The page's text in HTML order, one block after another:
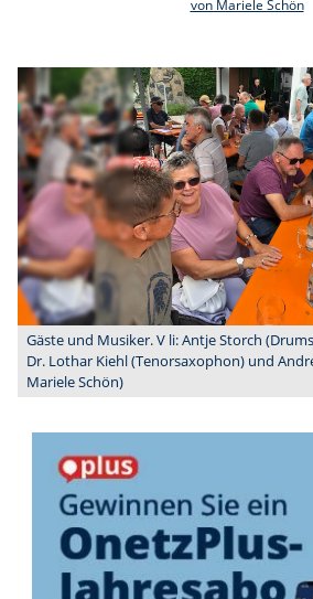
von Mariele Schön
Gäste und Musiker. V li: Antje Storch
Dr. Lothar Kiehl (Tenorsaxophon) und
Mariele Schön)